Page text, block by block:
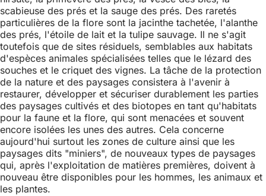
scabieuse des prés et la sauge des prés. Des raretés
particulières de la flore sont la jacinthe tachetée, l'alanthe
des prés, l'étoile de lait et la tulipe sauvage. Il ne s'agit
toutefois que de sites résiduels, semblables aux habitats
d'espèces animales spécialisées telles que le lézard des
souches et le criquet des vignes. La tâche de la protection
de la nature et des paysages consistera à l'avenir à
restaurer, développer et sécuriser durablement les parties
des paysages cultivés et des biotopes en tant qu'habitats
pour la faune et la flore, qui sont menacées et souvent
encore isolées les unes des autres. Cela concerne
aujourd'hui surtout les zones de culture ainsi que les
paysages dits "miniers", de nouveaux types de paysages
qui, après l'exploitation de matières premières, doivent à
nouveau être disponibles pour les hommes, les animaux et
les plantes.